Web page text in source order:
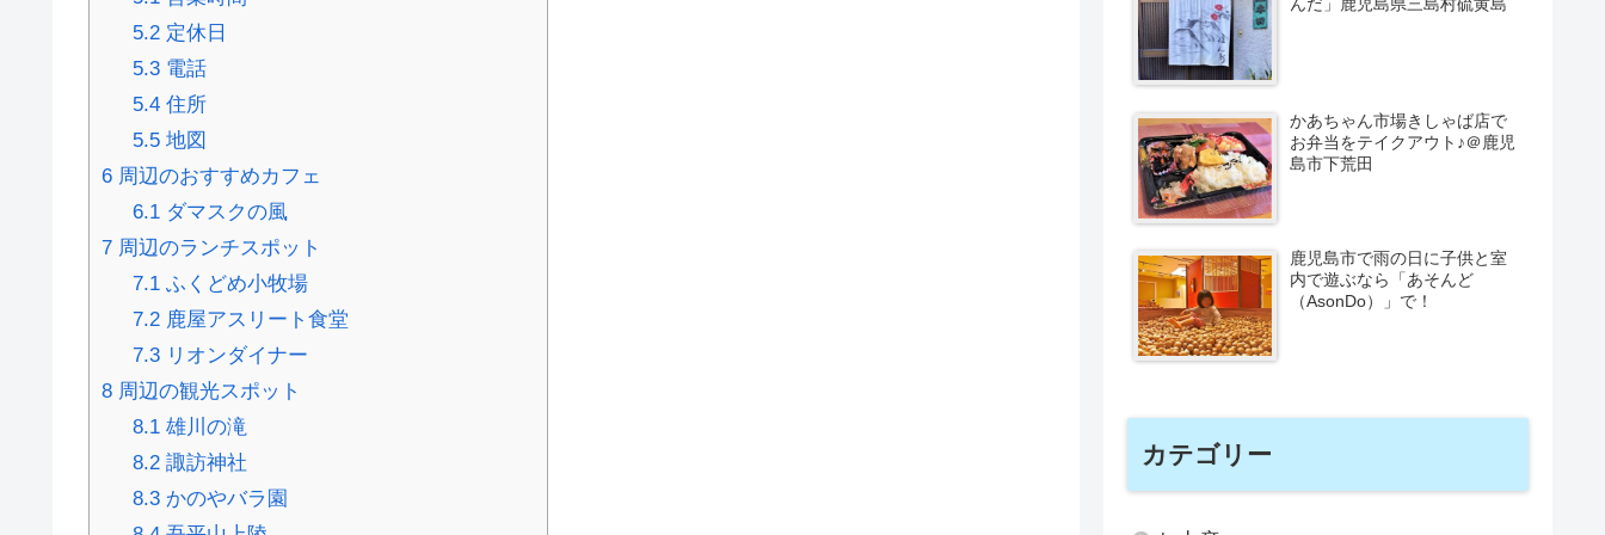
5.2定休日
5.3電話
5.4住所
5.5地図
6 周辺のおすすめカフェ
6.1ダマスクの風
7 周辺のランチスポット
7.1ふくどめ小牧場
7.2鹿屋アスリート食堂
7.3リオンダイナー
8 周辺の観光スポット
8.1雄川の滝
8.2諏訪神社
8.3かのやバラ園
かあちゃん市場きしゃば店で
お弁当をテイクアウト♪＠鹿児
島市下荒田
鹿児島市で雨の日に子供と室
内で遊ぶなら「あそんど
（AsonDo）」で！
カテゴリー